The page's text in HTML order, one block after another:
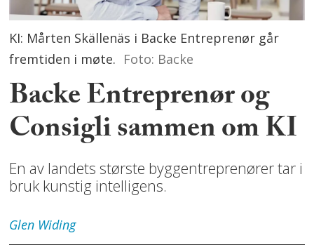
KI: Mårten Skällenäs i Backe Entreprenør går
fremtiden i møte. Foto: Backe
Backe Entreprenør og
Consigli sammen om KI
En av landets største byggentreprenører tar i
bruk kunstig intelligens.
Glen Widing